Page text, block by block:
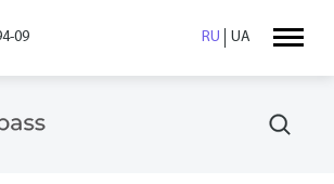
09 RU UA